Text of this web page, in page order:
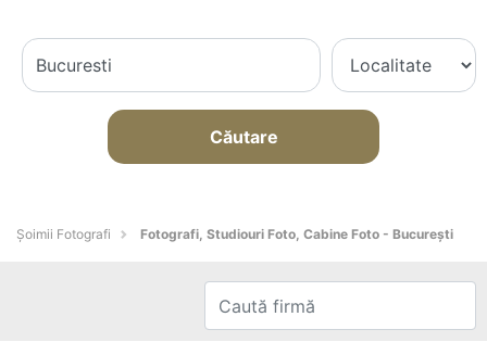
Căutare
Șoimii Fotografi Fotografi, Studiouri Foto, Cabine Foto - Bucureşti